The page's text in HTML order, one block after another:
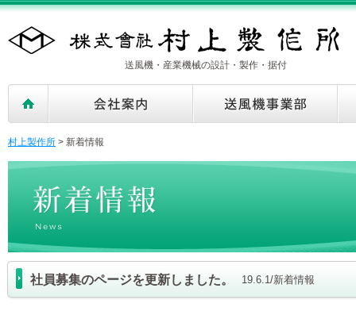
送風機・産業機械の設計・製作・据付
村上製作所 > 新着情報
社員募集のページを更新しました。 19.6.1/新着情報